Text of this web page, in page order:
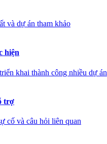
và dự án tham khảo
hiện
khai thành công nhiều dự án
trợ
cố và câu hỏi liên quan